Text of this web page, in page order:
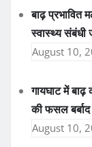
बाढ़ प्रभावित
स्वास्थ्य
August 10,
गायघाट में
की फसल
August 10,